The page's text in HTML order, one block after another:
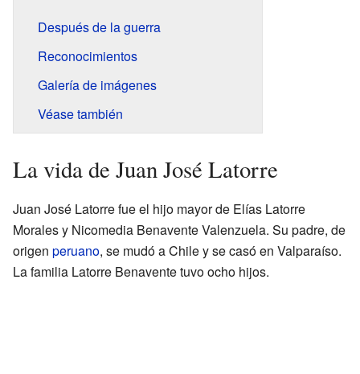
Después de la guerra
Reconocimientos
Galería de imágenes
Véase también
La vida de Juan José Latorre
Juan José Latorre fue el hijo mayor de Elías Latorre
Morales y Nicomedia Benavente Valenzuela. Su padre, de
origen peruano, se mudó a Chile y se casó en Valparaíso.
La familia Latorre Benavente tuvo ocho hijos.